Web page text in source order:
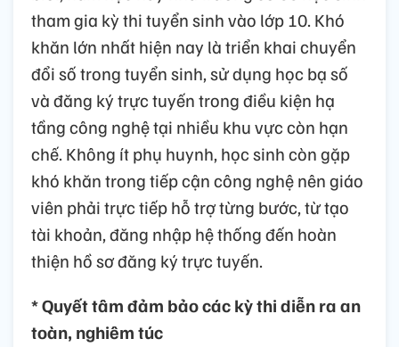
tham gia kỳ thi tuyển sinh vào lớp 10. Khó
khăn lớn nhất hiện nay là triển khai chuyển
đổi số trong tuyển sinh, sử dụng học bạ số
và đăng ký trực tuyến trong điều kiện hạ
tầng công nghệ tại nhiều khu vực còn hạn
chế. Không ít phụ huynh, học sinh còn gặp
khó khăn trong tiếp cận công nghệ nên giáo
viên phải trực tiếp hỗ trợ từng bước, từ tạo
tài khoản, đăng nhập hệ thống đến hoàn
thiện hồ sơ đăng ký trực tuyến.
* Quyết tâm đảm bảo các kỳ thi diễn ra an
toàn, nghiêm túc